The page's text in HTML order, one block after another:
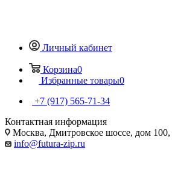
Личный кабинет
Корзина0
Избранные товары0
+7 (917) 565-71-34
Контактная информация
Москва, Дмитровское шоссе, дом 100,
info@futura-zip.ru